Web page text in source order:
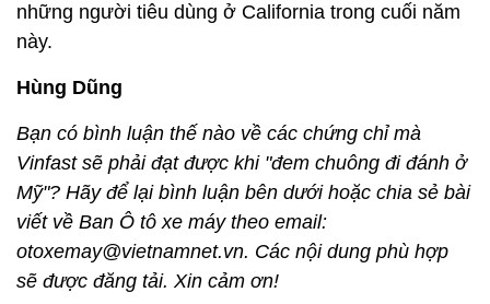
những người tiêu dùng ở California trong cuối năm
này.
Hùng Dũng
Bạn có bình luận thế nào về các chứng chỉ mà
Vinfast sẽ phải đạt được khi "đem chuông đi đánh ở
Mỹ"? Hãy để lại bình luận bên dưới hoặc chia sẻ bài
viết về Ban Ô tô xe máy theo email:
otoxemay@vietnamnet.vn. Các nội dung phù hợp
sẽ được đăng tải. Xin cảm ơn!